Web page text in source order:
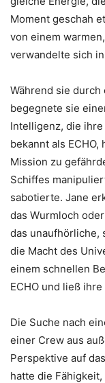
Moment geschah
von einem
verwandelte sich
Während sie
begegnete sie
Intelligenz, die
bekannt als
Mission zu
Schiffes
sabotierte. Jane
das Wurmloch
das unaufhörliche,
die Macht des
einem schnellen
ECHO und ließ
Die Suche nach
einer Crew aus
Perspektive auf
hatte die